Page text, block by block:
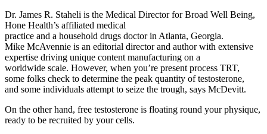
Dr. James R. Staheli is the Medical Director for Broad Well Being,
Hone Health’s affiliated medical
practice and a household drugs doctor in Atlanta, Georgia.
Mike McAvennie is an editorial director and author with extensive
expertise driving unique content manufacturing on a
worldwide scale. However, when you’re present process TRT,
some folks check to determine the peak quantity of testosterone,
and some individuals attempt to seize the trough, says McDevitt.
On the other hand, free testosterone is floating round your physique,
ready to be recruited by your cells.